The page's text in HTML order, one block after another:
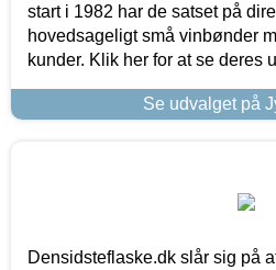
start i 1982 har de satset på
hovedsageligt små vinbønder
kunder. Klik her for at se deres
Se udvalget på
Densidsteflaske.dk slår sig på